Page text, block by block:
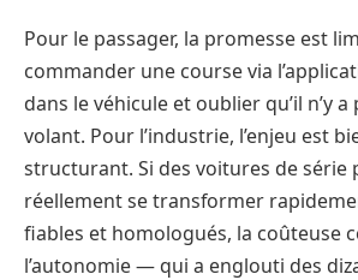
Pour le passager, la promesse est
commander une course via
dans le véhicule et oublier qu’il n’y
volant. Pour l’industrie, l’enjeu est
structurant. Si des voitures de série
réellement se transformer
fiables et homologués, la coûteuse
l’autonomie — qui a englouti des